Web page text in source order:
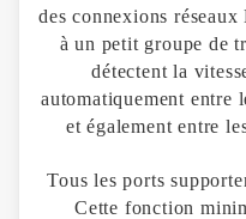
des connexions
à un petit groupe de
détectent la
automatiquement entre
et également entre
Tous les ports
Cette fonction